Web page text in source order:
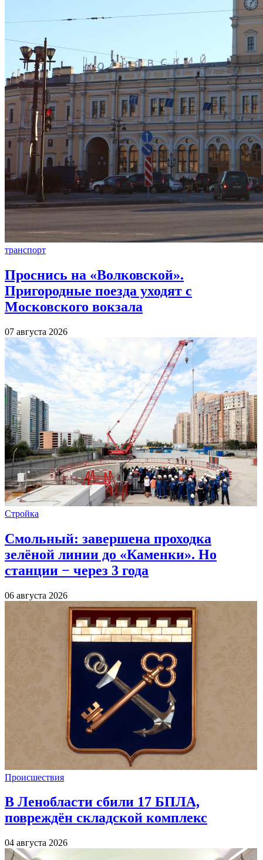
транспорт
Проснись на «Волковской».
Пригородные поезда уходят с
Московского вокзала
07 августа 2026
Стройка
Смольный: завершена проходка
зелёной линии до «Каменки». Но
станции − через 3 года
06 августа 2026
Происшествия
В Ленобласти сбили 17 БПЛА,
повреждён складской комплекс
04 августа 2026